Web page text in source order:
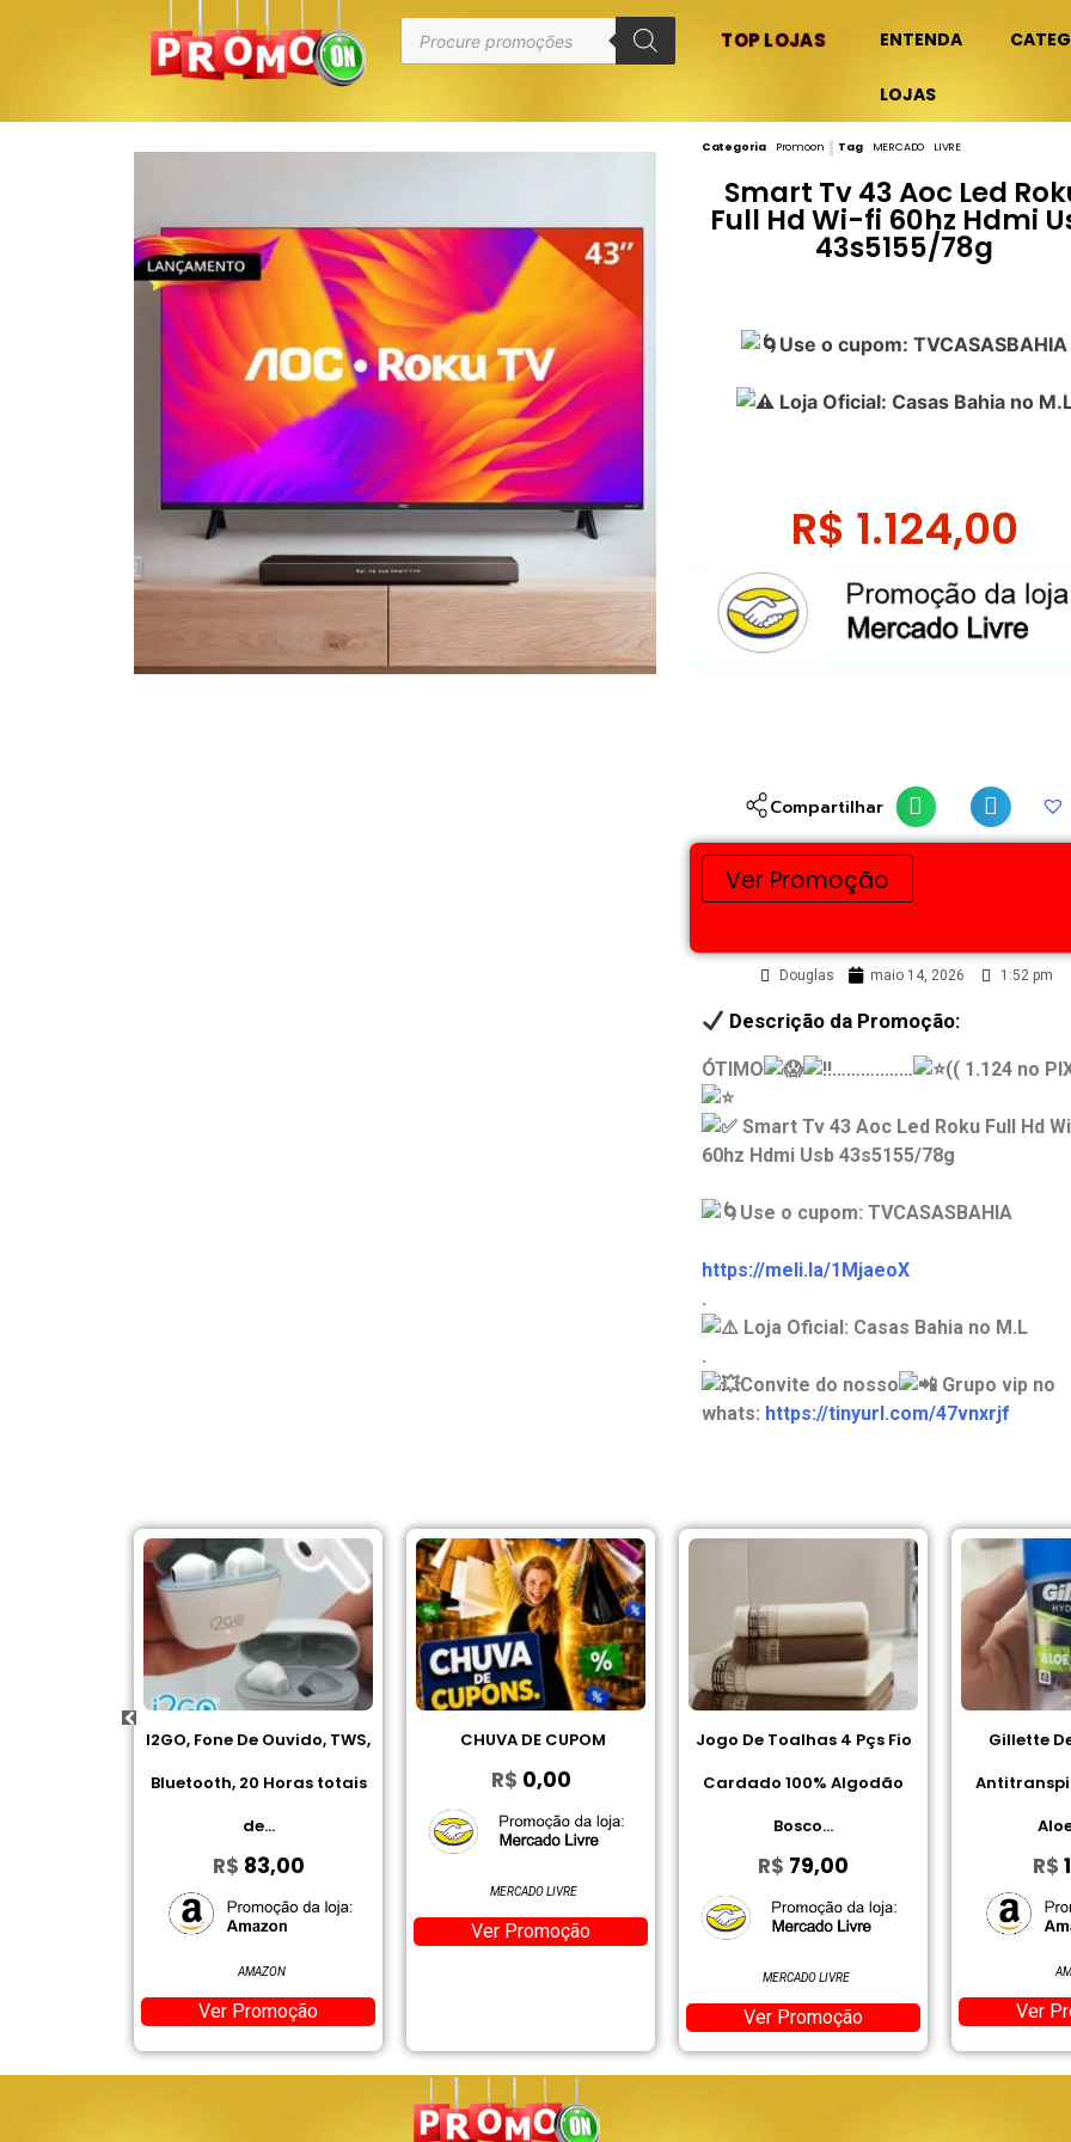
TOP LOJAS ENTENDA
LOJAS
Categoria Promoon Tag MERCADO LIVRE
Smart Tv 43 Aoc Led
Full Hd Wi-fi 60hz Hdmi
43s5155/78g
Use o cupom: TVCASASBAHIA
Loja Oficial: Casas Bahia no
R$ 1.124,00
Compartilhar
Ver Promoção
Douglas maio 14, 2026 1:52 pm
Descrição da Promoção:
ÓTIMO ………..…… (( 1.124 no
Smart Tv 43 Aoc Led Roku Full Hd
60hz Hdmi Usb 43s5155/78g
Use o cupom: TVCASASBAHIA
https://meli.la/1MjaeoX
.
Loja Oficial: Casas Bahia no M.L
.
Convite do nosso
Grupo vip no
whats: https://tinyurl.com/47vnxrjf
CHUVA DE CUPOM
R$ 0,00
Ver Promoção
Jogo De Toalhas 4 Pçs Fio
Cardado 100% Algodão
Bosco...
Gillette Desodorante
Antitranspirante em Gel
Aloe 45 g
R$10,84
Ver Promoção
AMAZON